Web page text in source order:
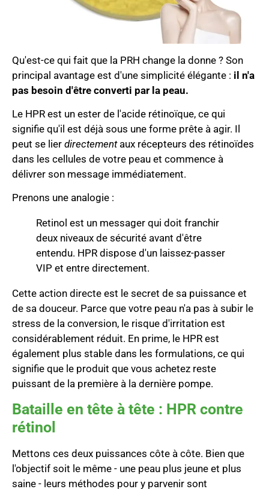
Qu'est-ce qui fait que la PRH change la donne ? Son
principal avantage est d'une simplicité élégante : il n'a
pas besoin d'être converti par la peau.
Le HPR est un ester de l'acide rétinoïque, ce qui
signifie qu'il est déjà sous une forme prête à agir. Il
peut se lier directementaux récepteurs des rétinoïdes
dans les cellules de votre peau et commence à
délivrer son message immédiatement.
Prenons une analogie :
Retinol est un messager qui doit franchir
deux niveaux de sécurité avant d'être
entendu. HPR dispose d'un laissez-passer
VIP et entre directement.
Cette action directe est le secret de sa puissance et
de sa douceur. Parce que votre peau n'a pas à subir le
stress de la conversion, le risque d'irritation est
considérablement réduit. En prime, le HPR est
également plus stable dans les formulations, ce qui
signifie que le produit que vous achetez reste
puissant de la première à la dernière pompe.
Bataille en tête à tête : HPR contre
rétinol
Mettons ces deux puissances côte à côte. Bien que
l'objectif soit le même - une peau plus jeune et plus
saine - leurs méthodes pour y parvenir sont